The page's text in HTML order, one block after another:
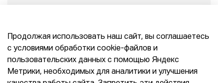
Конец эпохи маркетплейсов: прогнозы сооснователя
Mr.Doors Максима Валецкого
Продолжая использовать наш сайт, вы соглашаетесь
с условиями обработки cookie-файлов и
пользовательских данных с помощью Яндекс
Метрики, необходимых для аналитики и улучшения